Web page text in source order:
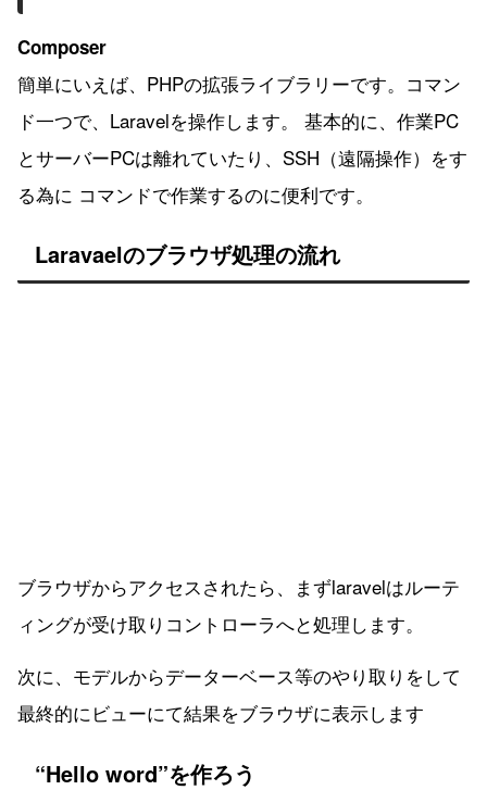
Composer
簡単にいえば、PHPの拡張ライブラリーです。コマン
ド一つで、Laravelを操作します。 基本的に、作業PC
とサーバーPCは離れていたり、SSH（遠隔操作）をす
る為に コマンドで作業するのに便利です。
Laravaelのブラウザ処理の流れ
ブラウザからアクセスされたら、まずlaravelはルーテ
ィングが受け取りコントローラへと処理します。
次に、モデルからデーターベース等のやり取りをして
最終的にビューにて結果をブラウザに表示します
“Hello word”を作ろう